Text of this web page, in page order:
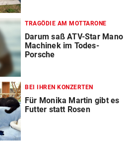
TRAGÖDIE AM MOTTARONE
Darum saß ATV-Star Mano
Machinek im Todes-
Porsche
BEI IHREN KONZERTEN
Für Monika Martin gibt es
Futter statt Rosen